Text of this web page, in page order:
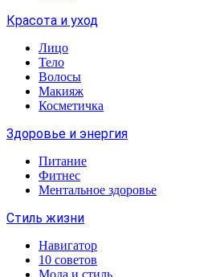
Красота и уход
Лицо
Тело
Волосы
Макияж
Косметичка
Здоровье и энергия
Питание
Фитнес
Ментальное здоровье
Стиль жизни
Навигатор
10 советов
Мода и стиль